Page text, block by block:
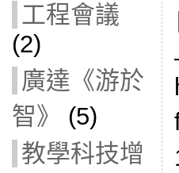
工程會議
(2)
廣達《游於
智》
(5)
教學科技增